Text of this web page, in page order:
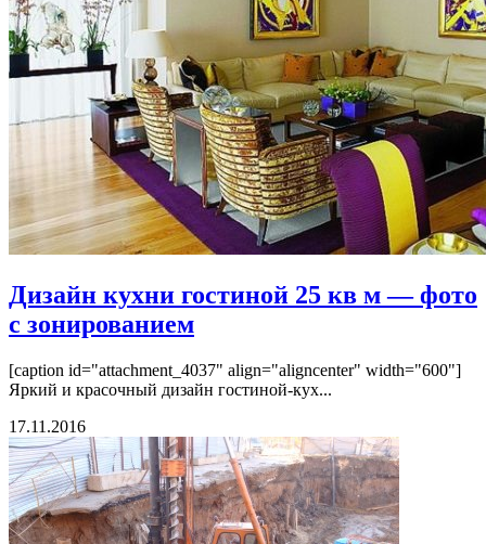
Дизайн кухни гостиной 25 кв м — фото
с зонированием
[caption id="attachment_4037" align="aligncenter" width="600"]
Яркий и красочный дизайн гостиной-кух...
17.11.2016